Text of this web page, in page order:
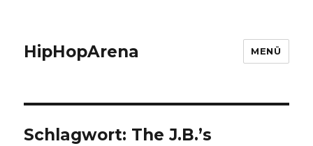
HipHopArena MENÜ
Schlagwort: The J.B.’s